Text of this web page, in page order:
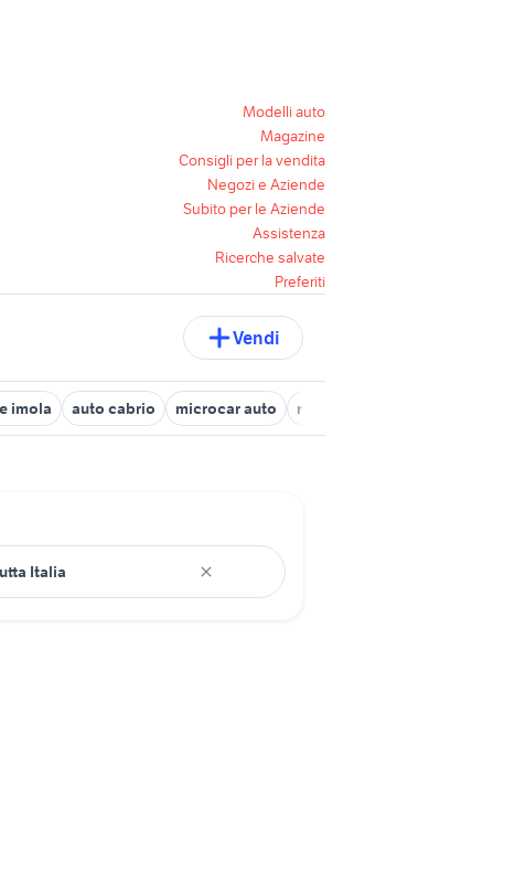
Modelli auto
Magazine
Consigli per la vendita
Negozi e Aziende
Subito per le Aziende
Assistenza
Ricerche salvate
Preferiti
Vendi
imola auto cabrio microcar auto regalo auto Roma